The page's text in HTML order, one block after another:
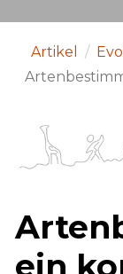
Artikel /
ein